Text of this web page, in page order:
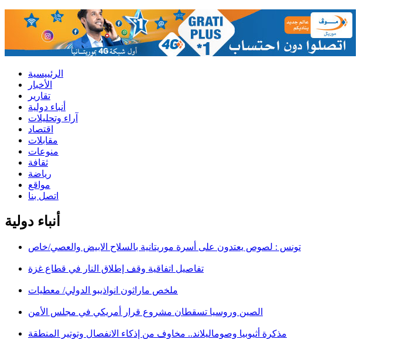
الرئييسية
الأخبار
تقارير
أنباء دولية
آراء وتحليلات
اقتصاد
مقابلات
منوعات
ثقافة
رياضة
مواقع
اتصل بنا
أنباء دولية
تونس : لصوص يعتدون على أسرة موريتانية بالسلاح الابيض والعصي/خاص
تفاصيل اتفاقية وقف إطلاق النار في قطاع غزة
ملخص ماراثون انواذيبو الدولي/ معطيات
الصين وروسيا تسقطان مشروع قرار أمريكي في مجلس الأمن
مذكرة أثيوبيا وصوماليلاند.. مخاوف من إذكاء الانفصال وتوتير المنطقة